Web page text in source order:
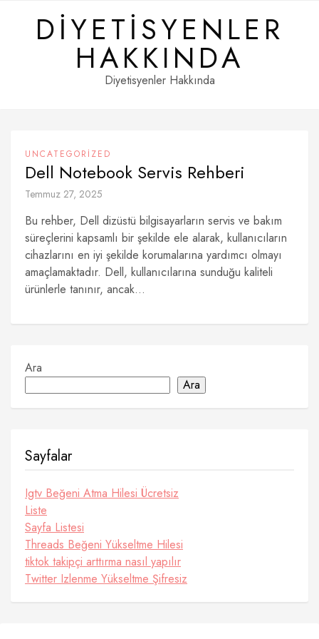
DIYETISYENLER
HAKKINDA
Diyetisyenler Hakkında
UNCATEGORIZED
Dell Notebook Servis Rehberi
Temmuz 27, 2025
Bu rehber, Dell dizüstü bilgisayarların servis ve bakım
süreçlerini kapsamlı bir şekilde ele alarak, kullanıcıların
cihazlarını en iyi şekilde korumalarına yardımcı olmayı
amaçlamaktadır. Dell, kullanıcılarına sunduğu kaliteli
ürünlerle tanınır, ancak...
Ara
Ara
Sayfalar
Igtv Beğeni Atma Hilesi Ücretsiz
Liste
Sayfa Listesi
Threads Beğeni Yükseltme Hilesi
tiktok takipçi arttırma nasıl yapılır
Twitter Izlenme Yükseltme Şifresiz